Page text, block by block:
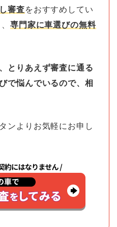
審査をおすすめしてい
、専門家に車選びの無料
とりあえず審査に通る
で悩んでいるので、相
ンよりお気軽にお申し